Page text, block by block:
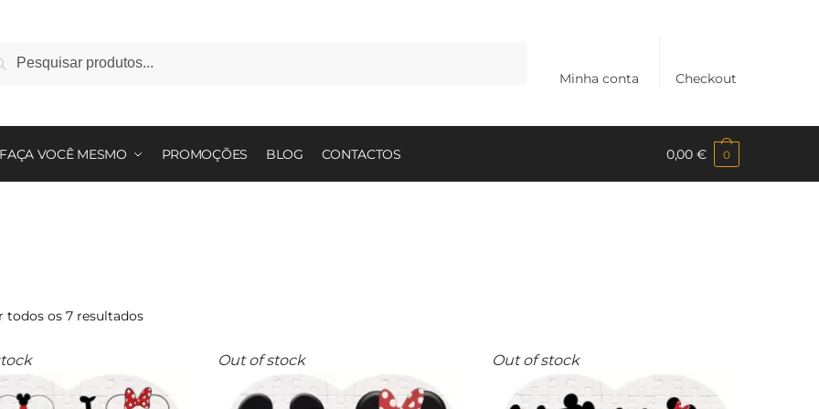
Minha conta Checkout
FAÇA VOCÊ MESMO PROMOÇÕES BLOG CONTACTOS 0,00 € 0
todos os 7 resultadosOrdenado
Out of stock Out of stock